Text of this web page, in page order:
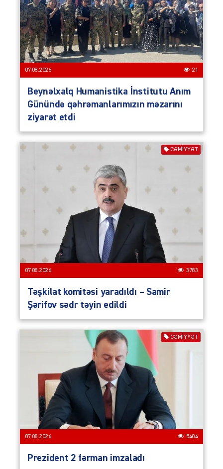
07.08.2026 21
Beynəlxalq Humanistika İnstitutu Anım
Günündə qəhrəmanlarımızın məzarını
ziyarət etdi
CƏMIYYƏT
07.08.2026 3783
Təşkilat komitəsi yaradıldı – Samir
Şərifov sədr təyin edildi
CƏMIYYƏT
07.08.2026 5484
Prezident 2 fərman imzaladı